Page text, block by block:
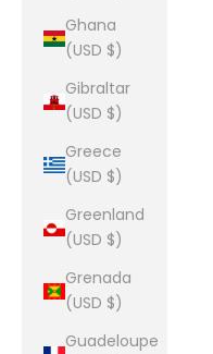
Ghana
(USD $)
Gibraltar
(USD $)
Greece
(USD $)
Greenland
(USD $)
Grenada
(USD $)
Guadeloupe